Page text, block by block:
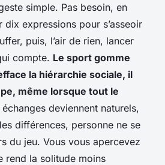
simple. Pas besoin, en
dix expressions pour s’asseoir
puis, l’air de rien, lancer
compte. Le sport gomme
la hiérarchie sociale, il
même lorsque tout le
échanges deviennent naturels,
différences, personne ne se
du jeu. Vous vous apercevez
rend la solitude moins